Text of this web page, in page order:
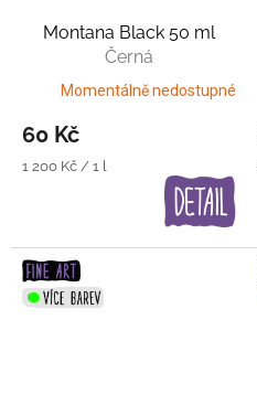
Montana Black 50 ml
Černá
Momentálně nedostupné
60 Kč
Měrná
1 200 Kč / 1 l